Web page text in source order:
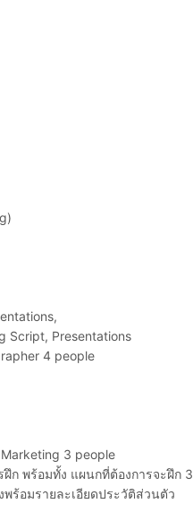
Script, Presentations
4 people
3 people
ก พร้อมทั้ง แผนกที่ต้องการจะฝึก 3
ร้อมรายละเอียดประวัติส่วนตัว